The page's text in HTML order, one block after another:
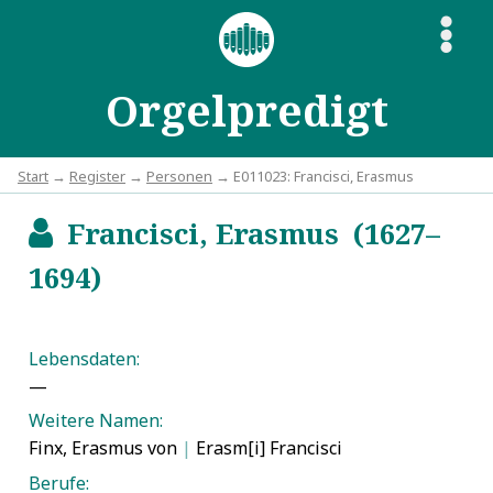
Orgelpredigt
S
Start → Register → Personen → E011023: Francisci, Erasmus
bFrancisci, Erasmus (1627–
1694)
Lebensdaten:
—
Weitere Namen:
Finx, Erasmus von | Erasm[i] Francisci
Berufe: